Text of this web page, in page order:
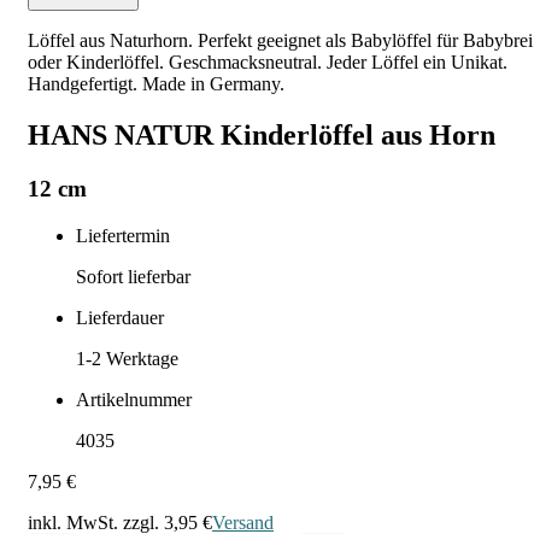
Löffel aus Naturhorn. Perfekt geeignet als Babylöffel für Babybrei
oder Kinderlöffel. Geschmacksneutral. Jeder Löffel ein Unikat.
Handgefertigt. Made in Germany.
HANS NATUR Kinderlöffel aus Horn
12 cm
Liefertermin
Sofort lieferbar
Lieferdauer
1-2 Werktage
Artikelnummer
4035
7,95 €
inkl. MwSt. zzgl. 3,95 €Versand